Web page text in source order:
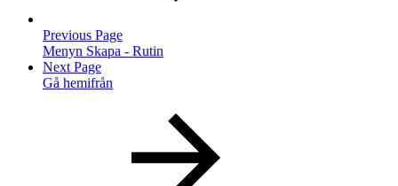
Previous Page
Menyn Skapa - Rutin
Next Page
Gå hemifrån